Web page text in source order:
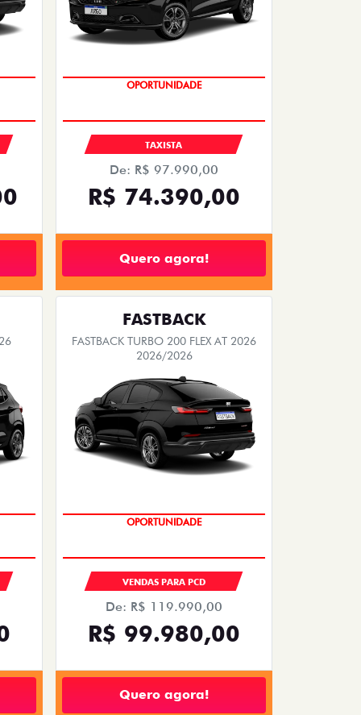
OPORTUNIDADE
TAXISTA
De: R$ 97.990,00
R$ 74.390,00
Quero agora!
FASTBACK
FASTBACK TURBO 200 FLEX AT 2026
2026/2026
OPORTUNIDADE
VENDAS PARA PCD
De: R$ 119.990,00
R$ 99.980,00
Quero agora!